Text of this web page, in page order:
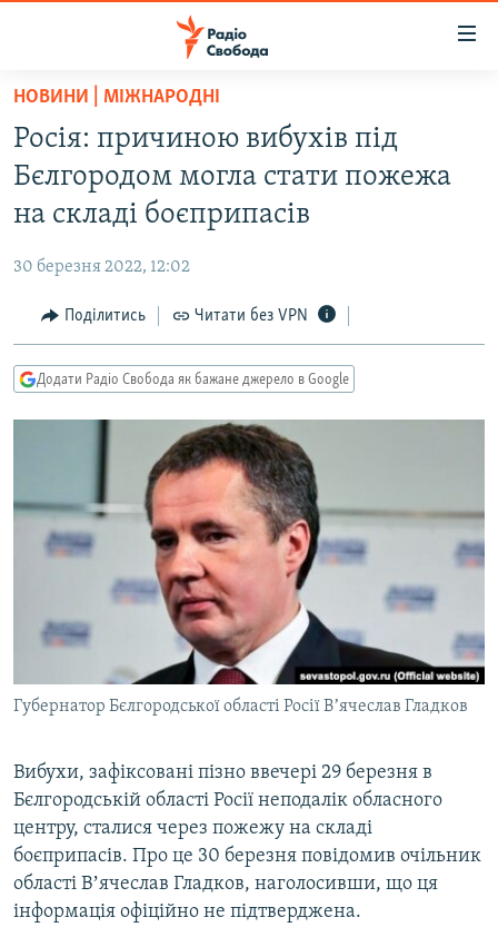
Перейти
основного
матеріалу
до
основної
навігації
Перейти
до
пошуку
ВСЕ ЗА ДОБУ
ЕКОНОМІКА
СУСПІЛЬСТВО
РОСІЙСЬКА «ФІЛЬТРАЦІЯ»
ДОНБАС.РЕАЛІЇ
ТИ ЯК?
КИТАЙ.ВИКЛИКИ
МУЛЬТИМЕДІА
ФОТО
СПЕЦПРОЄКТИ
ПОДКАСТИ
КРИМ РЕАЛІЇ
УКР
КТАТ
ДОЛУЧАЙСЯ!
НОВИНИ | МІЖНАРОДНІ
Росія: причиною вибухів під
Бєлгородом могла стати пожежа
на складі боєприпасів
30 березня 2022, 12:02
Поділитись Читати без VPN
Додати Радіо Свобода як бажане джерело в Google
Губернатор Бєлгородської області Росії Вʼячеслав Гладков
Вибухи, зафіксовані пізно ввечері 29 березня в
Бєлгородській області Росії неподалік обласного
центру, сталися через пожежу на складі
боєприпасів. Про це 30 березня повідомив очільник
області Вʼячеслав Гладков, наголосивши, що ця
інформація офіційно не підтверджена.